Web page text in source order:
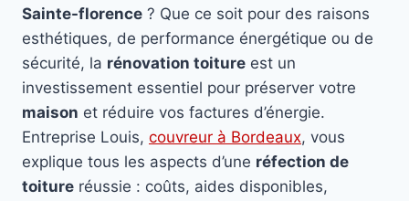
Sainte-florence ? Que ce soit pour des raisons
esthétiques, de performance énergétique ou de
sécurité, la rénovation toiture est un
investissement essentiel pour préserver votre
maison et réduire vos factures d’énergie.
Entreprise Louis, couvreur à Bordeaux, vous
explique tous les aspects d’une réfection de
toiture réussie : coûts, aides disponibles,